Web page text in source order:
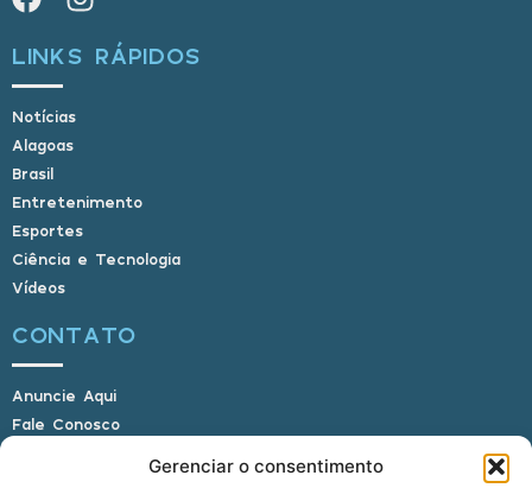
Gerenciar o consentimento
LINKS RÁPIDOS
Notícias
Alagoas
Brasil
Entretenimento
Esportes
Ciência e Tecnologia
Vídeos
CONTATO
Anuncie Aqui
Fale Conosco